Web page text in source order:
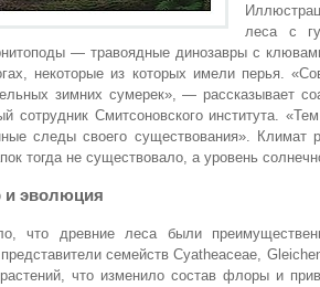
леса с
— травоядные динозавры с
некоторые из которых имели перья.
зимних сумерек», — рассказывает
сотрудник Смитсоновского института.
следы своего существования».
тогда не существовало, а уровень
и эволюция
что древние леса были
семейств Cyatheaceae,
растений, что изменило состав флоры и